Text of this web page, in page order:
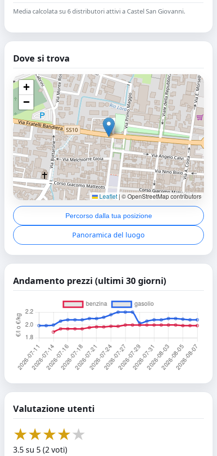
Media calcolata su 6 distributori attivi a Castel San Giovanni.
Dove si trova
+
−
Leaflet | © OpenStreetMap contributors
Percorso dalla tua posizione
Panoramica del luogo
Andamento prezzi (ultimi 30 giorni)
Valutazione utenti
★★★★★
3.5 su 5 (2 voti)